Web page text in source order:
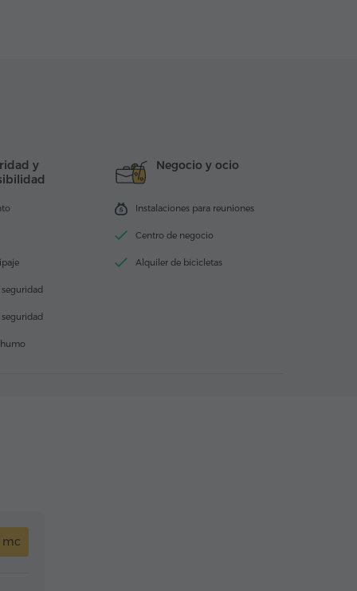
y
Negocio y ocio
Instalaciones para reuniones
Centro de negocio
Alquiler de bicicletas
mc